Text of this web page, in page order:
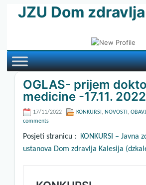
JZU Dom
OGLAS- prijem
medicine -17.11. 2022
17/11/2022 KONKURSI , NOVOSTI ,
comments
Posjeti stranicu :
KONKURSI – Javna
ustanova Dom zdravlja Kalesija